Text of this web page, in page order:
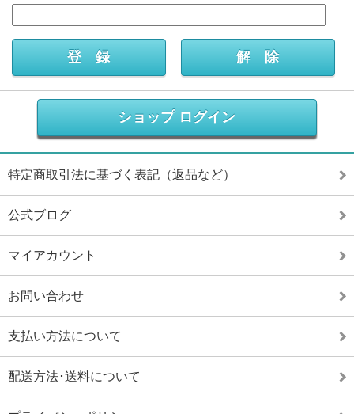
ショップ ログイン
特定商取引法に基づく表記（返品など）
公式ブログ
マイアカウント
お問い合わせ
支払い方法について
配送方法･送料について